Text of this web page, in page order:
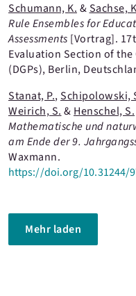
Schumann, K. &Sachse,
Rule Ensembles for
Assessments [Vortrag].
Evaluation Section of
(DGPs), Berlin,
Stanat, P.,Schipolowski,
Weirich, S. & Henschel, S.
Mathematische und
am Ende der 9.
Waxmann.
https://doi.org/10.31244/
Mehr laden